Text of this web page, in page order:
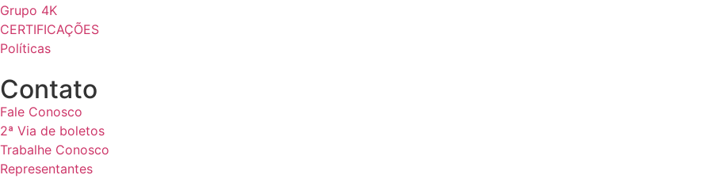
Grupo 4K
CERTIFICAÇÕES
Políticas
Contato
Fale Conosco
2ª Via de boletos
Trabalhe Conosco
Representantes